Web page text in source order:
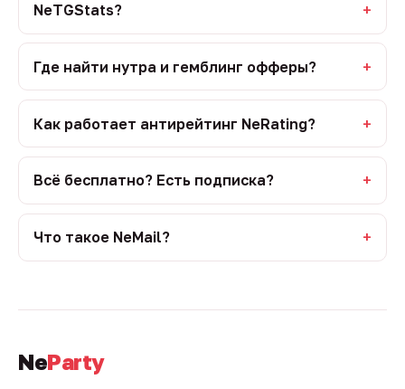
NeTGStats?
Где найти нутра и гемблинг офферы?
Как работает антирейтинг NeRating?
Всё бесплатно? Есть подписка?
Что такое NeMail?
NeParty